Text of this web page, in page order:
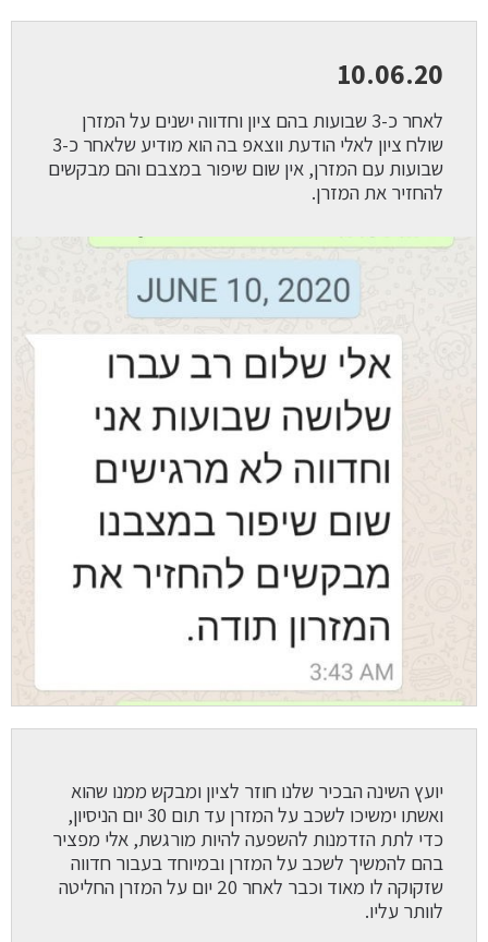
10.06.20
לאחר כ-3 שבועות בהם ציון וחדווה ישנים על המזרן
שולח ציון לאלי הודעת ווצאפ בה הוא מודיע שלאחר כ-3
שבועות עם המזרן, אין שום שיפור במצבם והם מבקשים
להחזיר את המזרן.
יועץ השינה הבכיר שלנו חוזר לציון ומבקש ממנו שהוא
ואשתו ימשיכו לשכב על המזרן עד תום 30 יום הניסיון,
כדי לתת הזדמנות להשפעה להיות מורגשת, אלי מפציר
בהם להמשיך לשכב על המזרן ובמיוחד בעבור חדווה
שזקוקה לו מאוד וכבר לאחר 20 יום על המזרן החליטה
לוותר עליו.